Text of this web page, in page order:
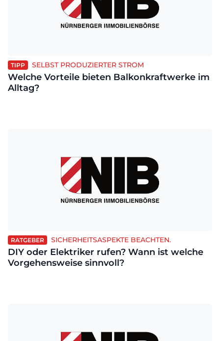
TIPP SELBST PRODUZIERTER STROM
Welche Vorteile bieten Balkonkraftwerke im
Alltag?
RATGEBER SICHERHEITSASPEKTE BEACHTEN.
DIY oder Elektriker rufen? Wann ist welche
Vorgehensweise sinnvoll?